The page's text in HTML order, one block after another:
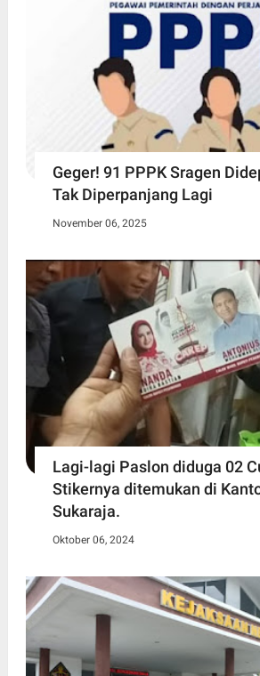
Geger! 91 PPPK Sragen
Tak Diperpanjang Lagi
November 06, 2025
Lagi-lagi Paslon diduga 02
Stikernya ditemukan di
Sukaraja.
Oktober 06, 2024